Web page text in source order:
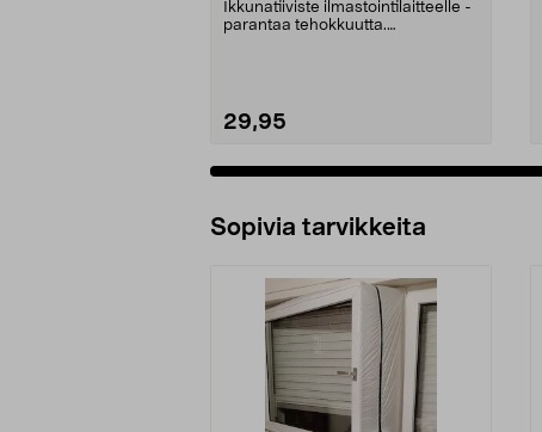
Ikkunatiiviste ilmastointilaitteelle -
parantaa tehokkuutta.
29,95
Sopivia tarvikkeita